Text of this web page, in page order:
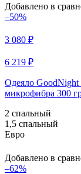
Добавлено в
–50%
3 080 ₽
6 219 ₽
Одеяло
микрофибра 300
2 спальный
1,5 спальный
Евро
Добавлено в
–62%